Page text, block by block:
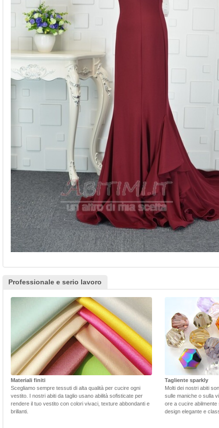
Professionale e serio lavoro
Materiali finiti
Scegliamo sempre tessuti di alta qualità per cucire ogni
vestito. I nostri abiti da taglio usano abilità sofisticate per
rendere il tuo vestito con colori vivaci, texture abbondanti e
brillanti.
Tagliente sparkly
Molti dei nostri abiti
sulle maniche o sulla
ore a cucire
design elegante e